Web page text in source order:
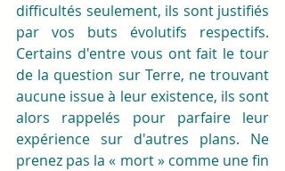
difficultés seulement, ils sont justifiés
par vos buts évolutifs respectifs.
Certains d'entre vous ont fait le tour
de la question sur Terre, ne trouvant
aucune issue à leur existence, ils sont
alors rappelés pour parfaire leur
expérience sur d'autres plans. Ne
prenez pas la « mort » comme une fin